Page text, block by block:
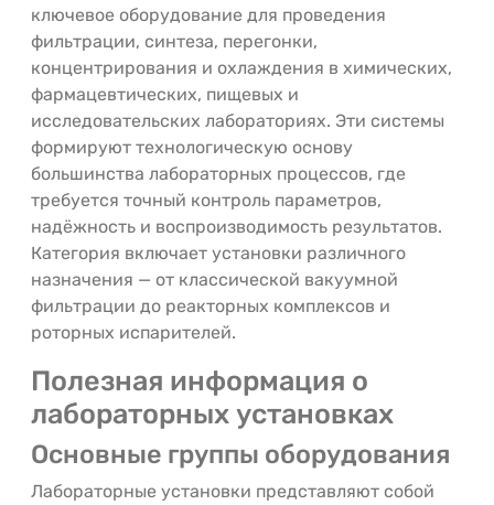
ключевое оборудование для проведения
фильтрации, синтеза, перегонки,
концентрирования и охлаждения в химических,
фармацевтических, пищевых и
исследовательских лабораториях. Эти системы
формируют технологическую основу
большинства лабораторных процессов, где
требуется точный контроль параметров,
надёжность и воспроизводимость результатов.
Категория включает установки различного
назначения — от классической вакуумной
фильтрации до реакторных комплексов и
роторных испарителей.
Полезная информация о
лабораторных установках
Основные группы оборудования
Лабораторные установки представляют собой